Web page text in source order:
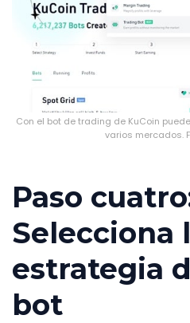
Con el bot de trading de KuCoin
varios mercados.
Paso
Selecciona
estrategia
bot